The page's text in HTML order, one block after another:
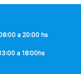
a 20:00 hs
a 18:00hs